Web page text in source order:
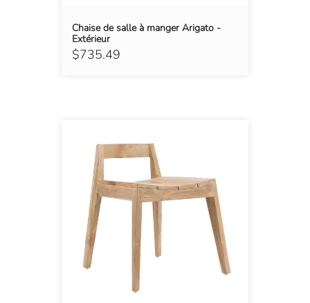
$735.49
Chaise de salle à manger Arigato -
Extérieur